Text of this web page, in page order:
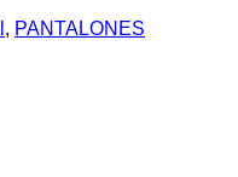
, PANTALONES